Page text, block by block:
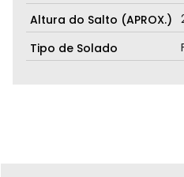
Altura do Salto (APROX.)
Tipo de Solado